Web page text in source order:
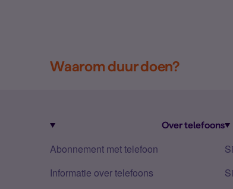
Waarom duur doen?
Over telefoons
Abonnement met telefoon
Informatie over telefoons